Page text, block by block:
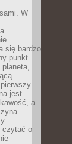
W
się bardzo
punkt
jest
a
czytać o